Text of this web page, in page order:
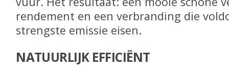
rendement en een verbranding die
strengste emissie eisen.
NATUURLIJK EFFICIËNT